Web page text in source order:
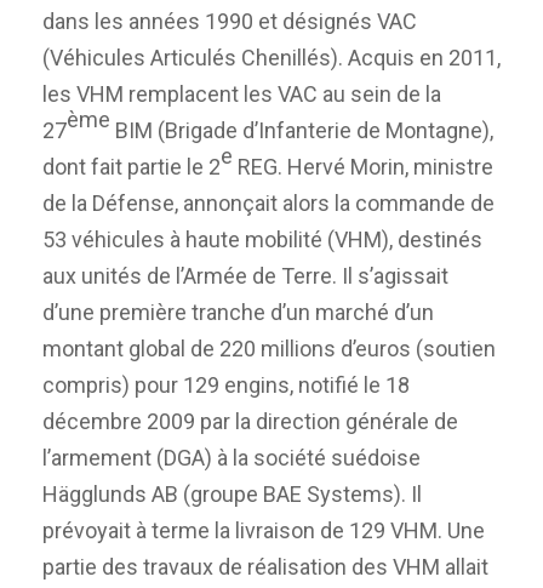
dans les années 1990 et désignés VAC
(Véhicules Articulés Chenillés). Acquis en 2011,
les VHM remplacent les VAC au sein de la
27ème BIM (Brigade d’Infanterie de Montagne),
dont fait partie le 2e REG. Hervé Morin, ministre
de la Défense, annonçait alors la commande de
53 véhicules à haute mobilité (VHM), destinés
aux unités de l’Armée de Terre. Il s’agissait
d’une première tranche d’un marché d’un
montant global de 220 millions d’euros (soutien
compris) pour 129 engins, notifié le 18
décembre 2009 par la direction générale de
l’armement (DGA) à la société suédoise
Hägglunds AB (groupe BAE Systems). Il
prévoyait à terme la livraison de 129 VHM. Une
partie des travaux de réalisation des VHM allait